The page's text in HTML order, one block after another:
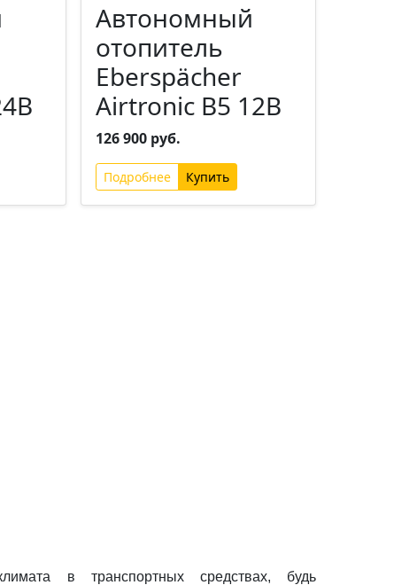
Автономный
отопитель
Eberspächer
Airtronic B5 12В
126 900 руб.
Подробнее
в транспортных средствах, будь